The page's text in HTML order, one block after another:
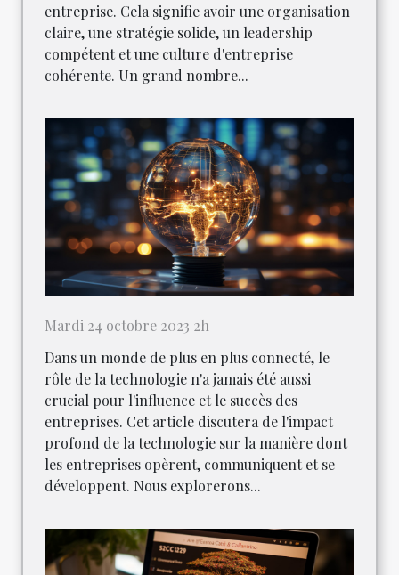
entreprise. Cela signifie avoir une organisation
claire, une stratégie solide, un leadership
compétent et une culture d'entreprise
cohérente. Un grand nombre...
Mardi 24 octobre 2023 2h
Dans un monde de plus en plus connecté, le
rôle de la technologie n'a jamais été aussi
crucial pour l'influence et le succès des
entreprises. Cet article discutera de l'impact
profond de la technologie sur la manière dont
les entreprises opèrent, communiquent et se
développent. Nous explorerons...